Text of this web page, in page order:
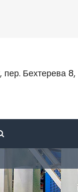
пер. Бехтерева